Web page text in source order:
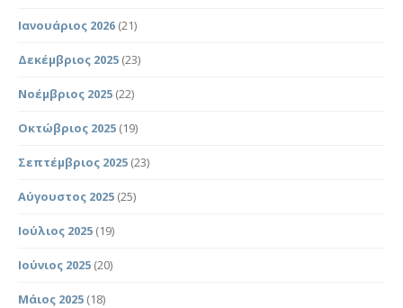
Ιανουάριος 2026 (21)
Δεκέμβριος 2025 (23)
Νοέμβριος 2025 (22)
Οκτώβριος 2025 (19)
Σεπτέμβριος 2025 (23)
Αύγουστος 2025 (25)
Ιούλιος 2025 (19)
Ιούνιος 2025 (20)
Μάιος 2025 (18)